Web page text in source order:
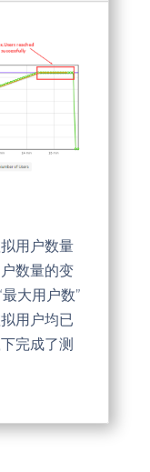
用户数量
数量的变
大用户数”
用户均已
完成了测